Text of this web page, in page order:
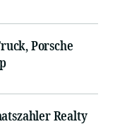
Porsche
Realty